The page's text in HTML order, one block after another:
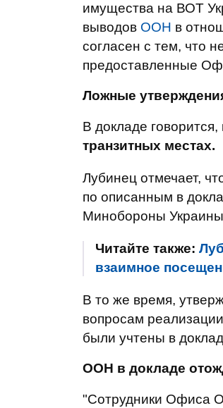
имущества на ВОТ
выводов ООН в
согласен с тем, что
предоставленные
Ложные
В докладе
транзитных местах.
Лубинец отмечает,
по описанным в
Минобороны Украины
Читайте также:
взаимное
В то же время,
вопросам
были учтены в
ООН в докладе
"Сотрудники Офиса